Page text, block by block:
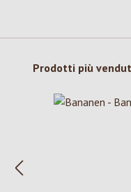
Salta la galleria dei
Prodotti più